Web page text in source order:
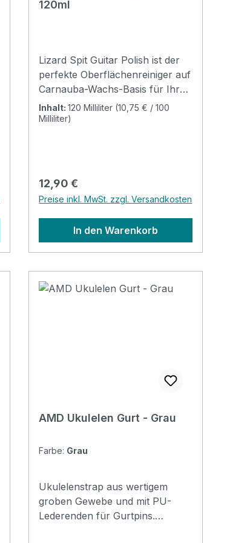
120ml
Lizard Spit Guitar Polish ist der
perfekte Oberflächenreiniger auf
Carnauba-Wachs-Basis für Ihr
Instrument! Schonend werden
Schweiß, Fingerabdrücke,
hinterlässt keine Fettschicht,
zieht keinen Staub an, ist
ungiftig, silikonfrei, schnell
trocknend, fettfrei und
hinterlässt keine Rückstände. Es
ist hervorragend geeignet für die
Saiteninstrumente. (Ausnahme
Schellack) Flasche = ca. 120 ml
Inhalt:120 Milliliter (10,75 € / 100
Milliliter)
Regulärer Preis:
12,90 €
Preise inkl. MwSt. zzgl. Versandkosten
In den Warenkorb
AMD Ukulelen Gurt - Grau
Farbe: Grau
Ukulelenstrap aus wertigem
groben Gewebe und mit PU-
Lederenden für Gurtpins.